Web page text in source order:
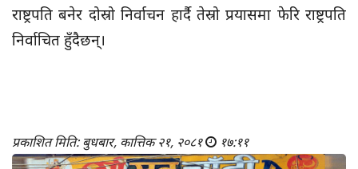
राष्ट्रपति बनेर दोस्रो निर्वाचन हार्दै तेस्रो प्रयासमा फेरि राष्ट्रपति
निर्वाचित हुँदैछन्।
प्रकाशित मिति: बुधबार, कात्तिक २१, २०८१ १७:११